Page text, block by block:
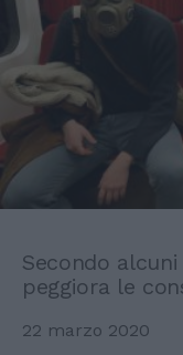
Secondo
peggiora le
22 marzo 2020